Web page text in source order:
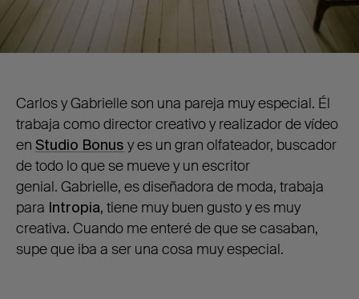
Carlos y Gabrielle son una pareja muy especial. Él
trabaja como director creativo y realizador de vídeo
en Studio Bonus yes un gran olfateador, buscador
de todo lo que se mueve y un escritor
genial. Gabrielle, es diseñadora de moda, trabaja
para Intropia, tiene muy buen gusto y es muy
creativa. Cuando me enteré de que se casaban,
supe que iba a ser una cosa muy especial.